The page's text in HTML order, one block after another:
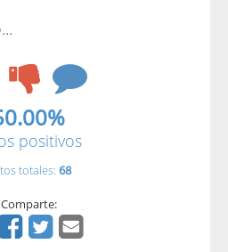
positivos
totales: 68
Comparte: